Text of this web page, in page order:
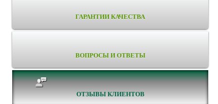
ГАРАНТИИ КАЧЕСТВА
ВОПРОСЫ И ОТВЕТЫ
ОТЗЫВЫ КЛИЕНТОВ